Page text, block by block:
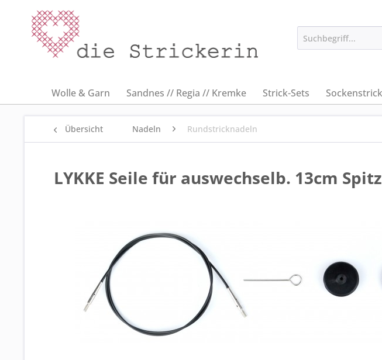
Wolle & Garn Sandnes // Regia // Kremke Strick-Sets
Übersicht Nadeln Rundstricknadeln
LYKKE Seile für auswechselb. 13cm